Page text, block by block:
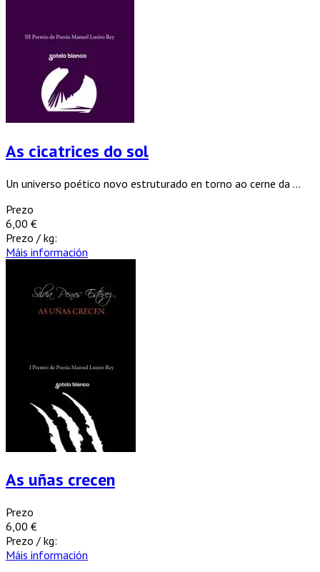
As cicatrices do sol
Un universo poético novo estruturado en torno ao cerne da ...
Prezo
6,00 €
Prezo / kg:
Máis información
As uñas crecen
Prezo
6,00 €
Prezo / kg:
Máis información